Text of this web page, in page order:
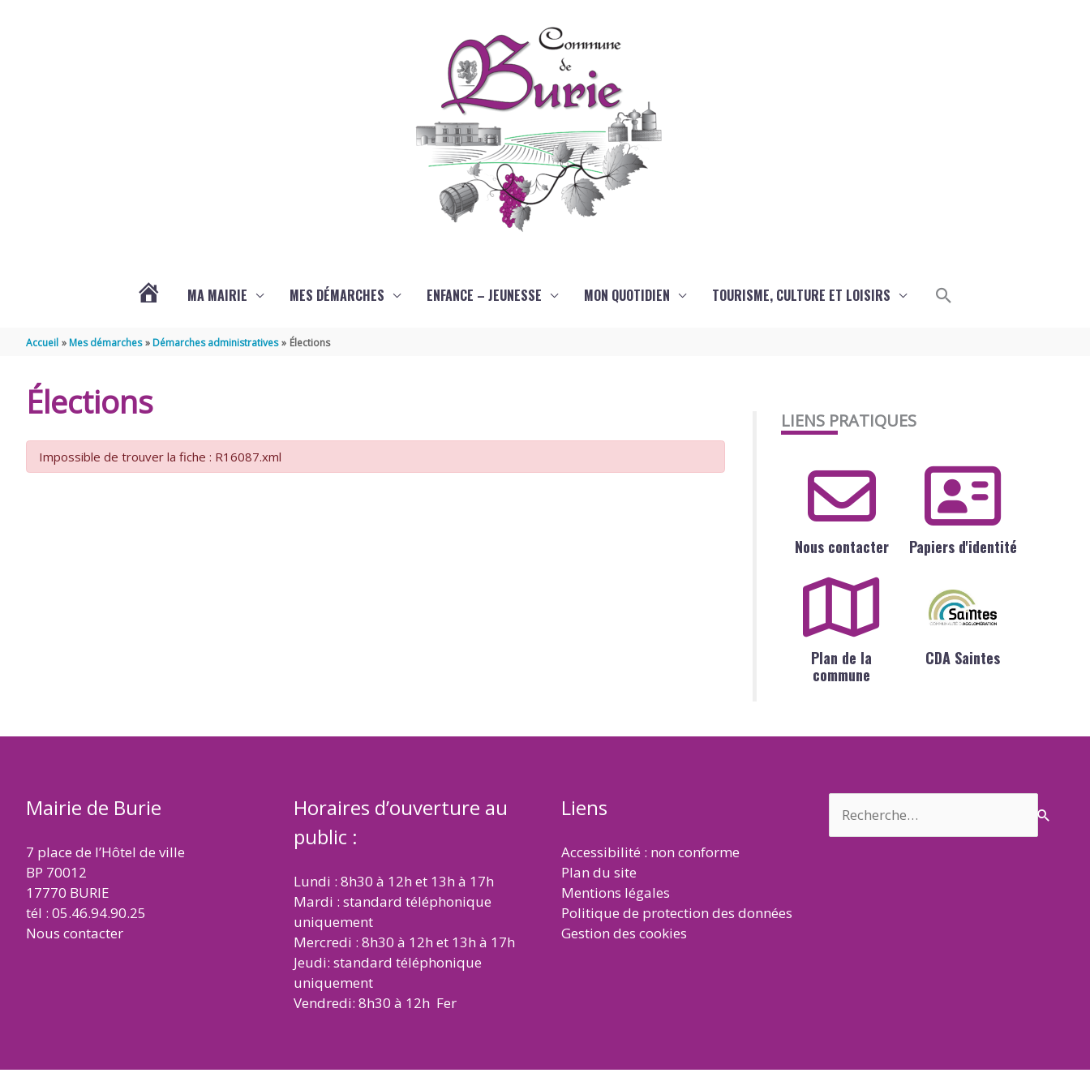
MA MAIRIE MES DÉMARCHES ENFANCE – JEUNESSE MON QUOTIDIEN TOURISME, CULTURE ET LOISIRS Rechercher
Accueil Mes démarches Démarches administratives Élections
Élections
Impossible de trouver la fiche : R16087.xml
LIENS PRATIQUES
Nous contacter Papiers d'identité
Plan de la
commune
CDA Saintes
Mairie de Burie
7 place de l’Hôtel de ville
BP 70012
17770 BURIE
tél : 05.46.94.90.25
Nous contacter
Horaires d’ouverture au
public :
Lundi : 8h30 à 12h et 13h à 17h
Mardi : standard téléphonique
uniquement
Mercredi : 8h30 à 12h et 13h à 17h
Jeudi: standard téléphonique
uniquement
Vendredi: 8h30 à 12h Fer
Liens
Accessibilité : non conforme
Plan du site
Mentions légales
Politique de protection des données
Gestion des cookies